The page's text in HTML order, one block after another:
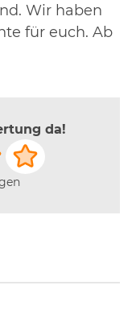
Wir haben
für euch. Ab
da!